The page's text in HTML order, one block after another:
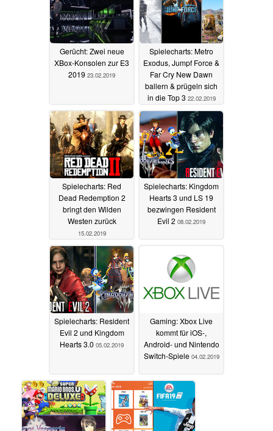
Gerücht: Zwei neue
XBox-Konsolen zur E3
2019 23.02.2019
Spielecharts: Metro
Exodus, Jumpf Force &
Far Cry New Dawn
ballern & prügeln sich
in die Top 3 22.02.2019
Spielecharts: Red
Dead Redemption 2
bringt den Wilden
Westen zurück
15.02.2019
Spielecharts: Kingdom
Hearts 3 und LS 19
bezwingen Resident
Evil 2 08.02.2019
Spielecharts: Resident
Evil 2 und Kingdom
Hearts 3.0 05.02.2019
Gaming: Xbox Live
kommt für iOS-,
Android- und Nintendo
Switch-Spiele 04.02.2019